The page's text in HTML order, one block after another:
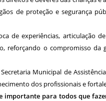
de proteção e segurança
de experiências, articulação
reforçando o compromisso da
Municipal de
dos profissionais e
importante para todos que